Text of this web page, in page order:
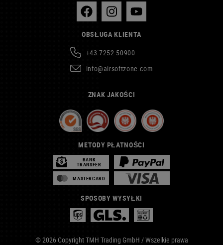
OBSŁUGA KLIENTA
+43 7252 50900
info@airsoftzone.com
ZNAK JAKOŚCI
METODY PŁATNOŚCI
BANK
TRANSFER
MASTERCARD
SPOSOBY WYSYŁKI
© 2026 Copyright TMH Trading GmbH / Wszelkie prawa